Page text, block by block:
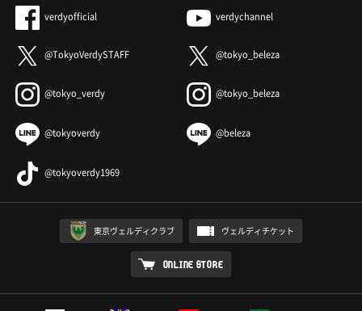
verdyofficial verdychannel
@TokyoVerdySTAFF @tokyo_beleza
@tokyo_verdy @tokyo_beleza
@tokyoverdy @beleza
@tokyoverdy1969
東京ヴェルディクラブ ヴェルディチケット
ONLINE STORE